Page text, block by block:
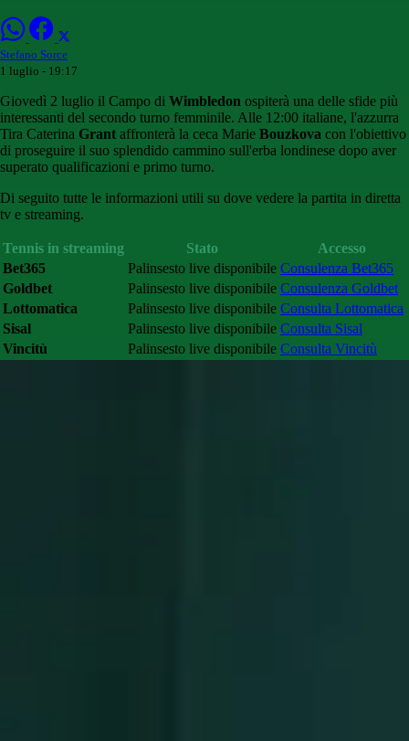
Stefano Sorce
1 luglio - 19:17
Giovedì 2 luglio il Campo di Wimbledon ospiterà una delle sfide più
interessanti del secondo turno femminile. Alle 12:00 italiane, l'azzurra
Tira Caterina Grant affronterà la ceca Marie Bouzkova con l'obiettivo
di proseguire il suo splendido cammino sull'erba londinese dopo aver
superato qualificazioni e primo turno.
Di seguito tutte le informazioni utili su dove vedere la partita in diretta
tv e streaming.
Tennis in streaming Stato
Accesso
Bet365
Palinsesto live disponibile Consulenza Bet365
Goldbet
Palinsesto live disponibile Consulenza Goldbet
Lottomatica
Palinsesto live disponibile Consulta Lottomatica
Sisal
Palinsesto live disponibile Consulta Sisal
Vincitù
Palinsesto live disponibile Consulta Vincitù